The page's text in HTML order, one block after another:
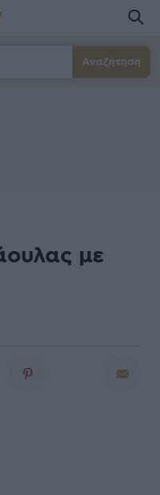
Αναζήτηση
με